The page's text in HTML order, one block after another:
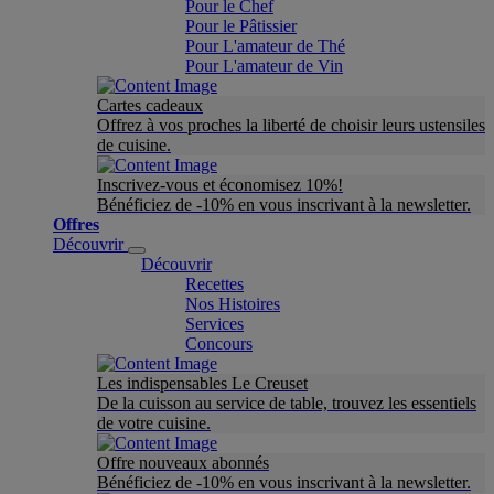
Pour le Chef
Pour le Pâtissier
Pour L'amateur de Thé
Pour L'amateur de Vin
Cartes cadeaux
Offrez à vos proches la liberté de choisir leurs ustensiles
de cuisine.
Inscrivez-vous et économisez 10%!
Bénéficiez de -10% en vous inscrivant à la newsletter.
Offres
Découvrir
Découvrir
Recettes
Nos Histoires
Services
Concours
Les indispensables Le Creuset
De la cuisson au service de table, trouvez les essentiels
de votre cuisine.
Offre nouveaux abonnés
Bénéficiez de -10% en vous inscrivant à la newsletter.